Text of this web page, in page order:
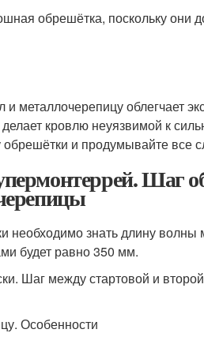
обрешётка, поскольку они
облегчает
кровлю неуязвимой к
обрешётки и продумывайте все
Шаг
знать длину волны
будет равно 350 мм.
Шаг между стартовой и